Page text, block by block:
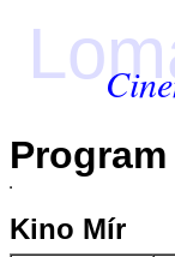
Kino Mír